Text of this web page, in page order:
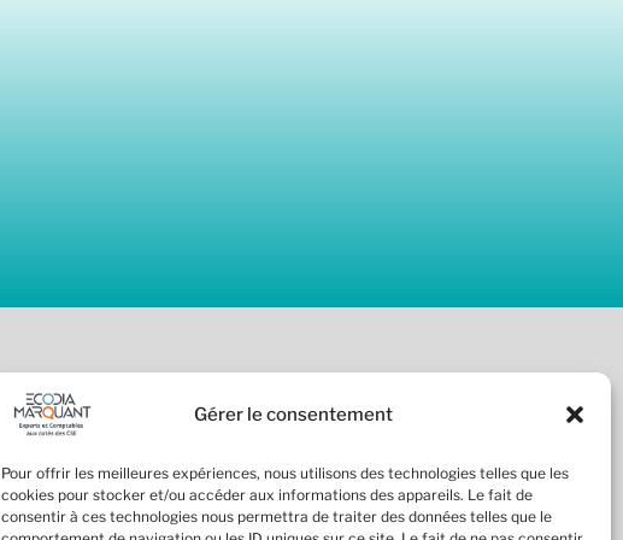
Gérer le consentement
Pour offrir les meilleures expériences, nous utilisons des technologies telles que les
cookies pour stocker et/ou accéder aux informations des appareils. Le fait de
consentir à ces technologies nous permettra de traiter des données telles que le
01 44 53 94 06
19 avenue de Messine, 75008 PARIS
Mentions légales